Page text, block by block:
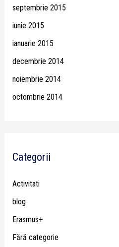
septembrie 2015
iunie 2015
ianuarie 2015
decembrie 2014
noiembrie 2014
octombrie 2014
Categorii
Activitati
blog
Erasmus+
Fără categorie